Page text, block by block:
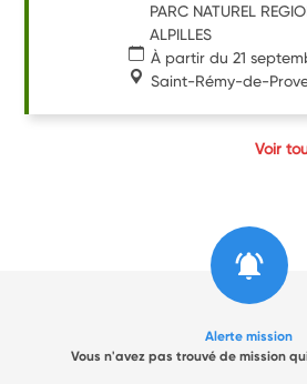
PARC NATUREL
ALPILLES
À partir du 21
Saint-Rémy-de-
Voir
Alerte mission
Vous n'avez pas trouvé de mission